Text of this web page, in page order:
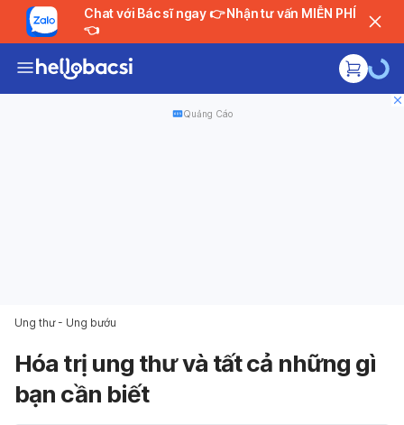
Chat với Bác sĩ ngay 👉 Nhận tư vấn MIỄN PHÍ
👈
Quảng Cáo
Ung thư - Ung bướu
Hóa trị ung thư và tất cả những gì
bạn cần biết